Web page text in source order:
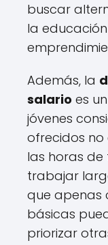
buscar
la
Además, la
salario es
jóvenes
ofrecidos no
las horas de
trabajar
que apenas
básicas
priorizar